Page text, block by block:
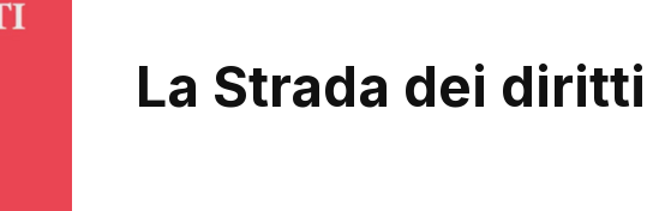
La Strada dei diritti